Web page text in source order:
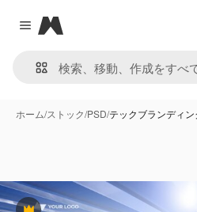
Close menu
Magnific
ホーム/ストック/PSD/テックブランディ